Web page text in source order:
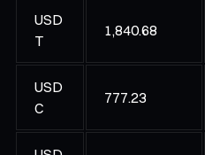
USD
T
1,840.68
USD
C
777.23